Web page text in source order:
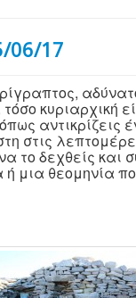
06/17
κυριαρχική
στις
το δεχθείς και
μια θεομηνία